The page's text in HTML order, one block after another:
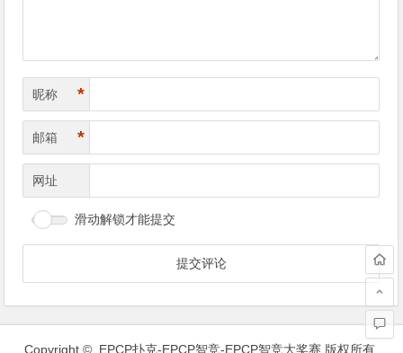
昵称 *
邮箱 *
网址
滑动解锁才能提交
Copyright © EPCP扑克-EPCP智竞-EPCP智竞大奖赛 版权所有.